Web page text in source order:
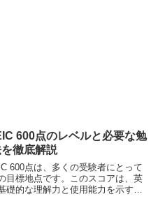
600点のレベルと必要な勉
徹底解説
600点は、多くの受験者にとって
目標地点です。このスコアは、英
礎的な理解力と使用能力を示すも